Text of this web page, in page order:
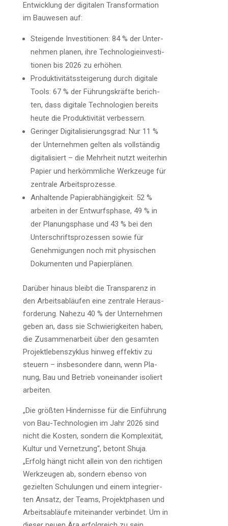
Ent­wick­lung der digi­ta­len Trans­for­ma­ti­on
im Bau­we­sen auf:
Stei­gen­de Inves­ti­tio­nen: 84 % der Unter­
neh­men pla­nen, ihre Tech­no­lo­gie­inves­ti­
tio­nen bis 2026 zu erhöhen.
Pro­duk­ti­vi­täts­stei­ge­rung durch digi­ta­le
Tools: 67 % der Füh­rungs­kräf­te berich­
ten, dass digi­ta­le Tech­no­lo­gien bereits
heu­te die Pro­duk­ti­vi­tät verbessern.
Gerin­ger Digi­ta­li­sie­rungs­grad: Nur 11 %
der Unter­neh­men gel­ten als voll­stän­dig
digi­ta­li­siert – die Mehr­heit nutzt wei­ter­hin
Papier und her­kömm­li­che Werk­zeu­ge für
zen­tra­le Arbeitsprozesse.
Anhal­ten­de Papier­ab­hän­gig­keit: 52 %
arbei­ten in der Ent­wurfs­pha­se, 49 % in
der Pla­nungs­pha­se und 43 % bei den
Unter­schrifts­pro­zes­sen sowie für
Geneh­mi­gun­gen noch mit phy­si­schen
Doku­men­ten und Papierplänen.
Dar­über hin­aus bleibt die Trans­pa­renz in
den Arbeits­ab­läu­fen eine zen­tra­le Her­aus­
for­de­rung. Nahe­zu 40 % der Unter­neh­men
geben an, dass sie Schwie­rig­kei­ten haben,
die Zusam­men­ar­beit über den gesam­ten
Pro­jekt­le­bens­zy­klus hin­weg effek­tiv zu
steu­ern – ins­be­son­de­re dann, wenn Pla­
nung, Bau und Betrieb von­ein­an­der iso­liert
arbeiten.
„Die größ­ten Hin­der­nis­se für die Ein­füh­rung
von Bau-Tech­no­lo­gien im Jahr 2026 sind
nicht die Kos­ten, son­dern die Kom­ple­xi­tät,
Kul­tur und Ver­net­zung“, betont Shu­ja.
„Erfolg hängt nicht allein von den rich­ti­gen
Werk­zeu­gen ab, son­dern eben­so von
geziel­ten Schu­lun­gen und einem inte­grier­
ten Ansatz, der Teams, Pro­jekt­pha­sen und
Arbeits­ab­läu­fe mit­ein­an­der ver­bin­det. Um in